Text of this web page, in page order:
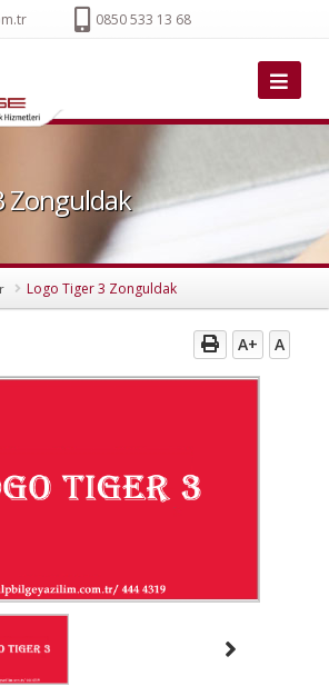
0850 533 13 68
Zonguldak
Logo Tiger 3 Zonguldak
A+ A